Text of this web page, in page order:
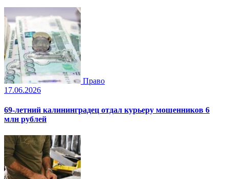
Право
17.06.2026
69-летний калининградец отдал курьеру мошенников 6
млн рублей